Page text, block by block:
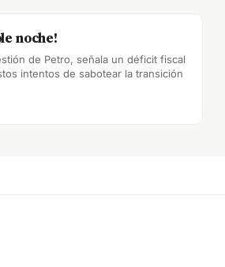
noche!
de Petro, señala un déficit fiscal
intentos de sabotear la transición